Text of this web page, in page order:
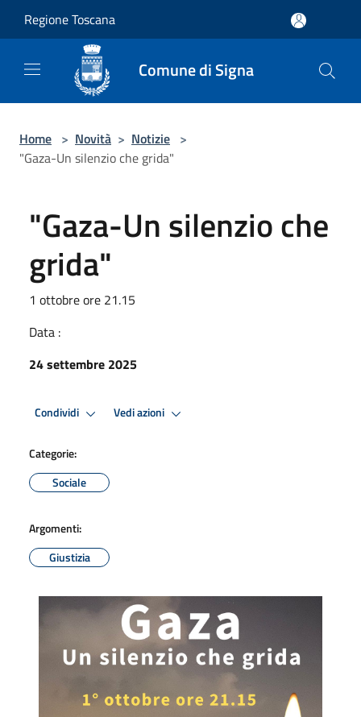
Regione Toscana
Comune di Signa
Home > Novità > Notizie >
"Gaza-Un silenzio che grida"
"Gaza-Un silenzio che
grida"
1 ottobre ore 21.15
Data :
24 settembre 2025
Condividi Vedi azioni
Categorie:
Sociale
Argomenti:
Giustizia